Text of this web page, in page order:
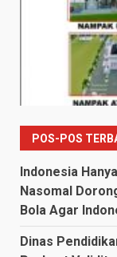
POS-POS
Indonesia
Nasomal
Bola Agar
Dinas